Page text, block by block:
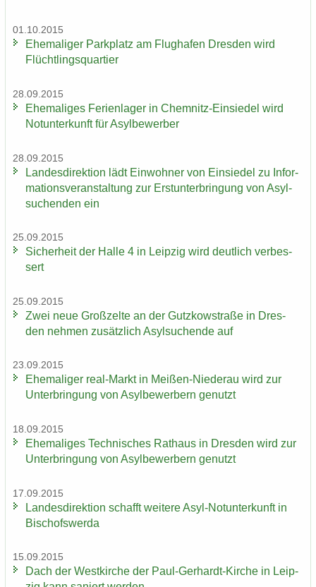
01.10.2015
Ehe­ma­li­ger Park­platz am Flug­ha­fen Dres­den wird
Flücht­lings­quar­tier
28.09.2015
Ehe­ma­li­ges Fe­ri­en­la­ger in Chemnitz-​Einsiedel wird
Not­un­ter­kunft für Asyl­be­wer­ber
28.09.2015
Lan­des­di­rek­ti­on lädt Ein­woh­ner von Ein­sie­del zu In­for­
ma­ti­ons­ver­an­stal­tung zur Erst­un­ter­brin­gung von Asyl­
su­chen­den ein
25.09.2015
Si­cher­heit der Halle 4 in Leip­zig wird deut­lich ver­bes­
sert
25.09.2015
Zwei neue Groß­zel­te an der Gutz­kow­stra­ße in Dres­
den neh­men zu­sätz­lich Asyl­su­chen­de auf
23.09.2015
Ehe­ma­li­ger real-​Markt in Meißen-​Niederau wird zur
Un­ter­brin­gung von Asyl­be­wer­bern ge­nutzt
18.09.2015
Ehe­ma­li­ges Tech­ni­sches Rat­haus in Dres­den wird zur
Un­ter­brin­gung von Asyl­be­wer­bern ge­nutzt
17.09.2015
Lan­des­di­rek­ti­on schafft wei­te­re Asyl-​Notunterkunft in
Bi­schofs­wer­da
15.09.2015
Dach der West­kir­che der Paul-​Gerhardt-Kirche in Leip­